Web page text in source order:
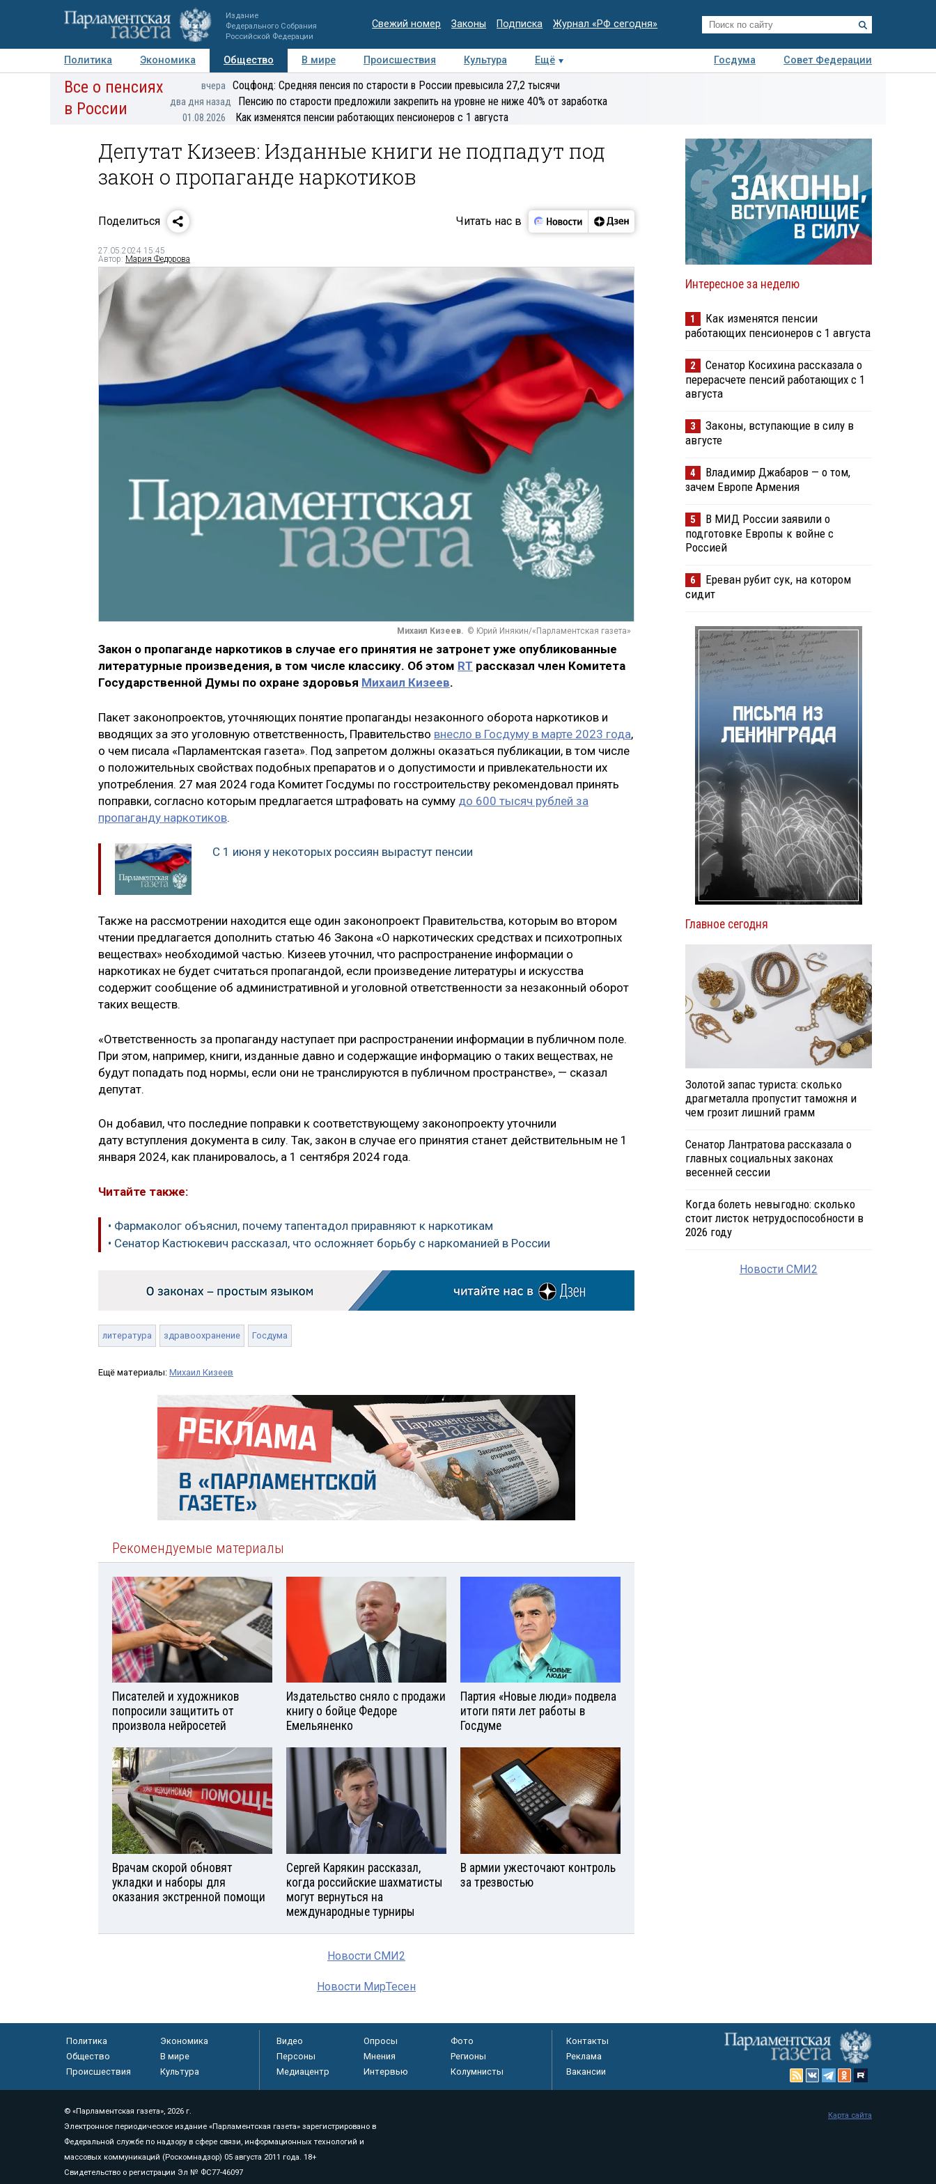
Издание
Федерального Собрания
Российской Федерации
Свежий номер Законы Подписка Журнал «РФ сегодня»
Политика Экономика Общество В мире Происшествия Культура Ещё Госдума
Совет Федерации
Авторы Персоны Мнения Регионы Медиацентр Интервью Колумнисты
экспертиза
Все о пенсиях
в России
вчера Соцфонд: Средняя пенсия по старости в России превысила 27,2 тысячи
два дня назад Пенсию по старости предложили закрепить на уровне не ниже 40% от заработка
01.08.2026 Как изменятся пенсии работающих пенсионеров с 1 августа
Депутат Кизеев: Изданные книги не подпадут под
закон о пропаганде наркотиков
Поделиться Читать нас в
27.05.2024 15:45
Автор: Мария Федорова
Михаил Кизеев. © Юрий Инякин/«Парламентская газета»
Закон о пропаганде наркотиков в случае его принятия не затронет уже опубликованные
литературные произведения, в том числе классику. Об этом RT рассказал член Комитета
Государственной Думы по охране здоровья Михаил Кизеев.
Пакет законопроектов, уточняющих понятие пропаганды незаконного оборота наркотиков и
вводящих за это уголовную ответственность, Правительство внесло в Госдуму в марте 2023 года,
о чем писала «Парламентская газета». Под запретом должны оказаться публикации, в том числе
о положительных свойствах подобных препаратов и о допустимости и привлекательности их
употребления. 27 мая 2024 года Комитет Госдумы по госстроительству рекомендовал принять
поправки, согласно которым предлагается штрафовать на сумму до 600 тысяч рублей за
пропаганду наркотиков.
С 1 июня у некоторых россиян вырастут пенсии
Также на рассмотрении находится еще один законопроект Правительства, которым во втором
чтении предлагается дополнить статью 46 Закона «О наркотических средствах и психотропных
веществах» необходимой частью. Кизеев уточнил, что распространение информации о
наркотиках не будет считаться пропагандой, если произведение литературы и искусства
содержит сообщение об административной и уголовной ответственности за незаконный оборот
таких веществ.
«Ответственность за пропаганду наступает при распространении информации в публичном поле.
При этом, например, книги, изданные давно и содержащие информацию о таких веществах, не
будут попадать под нормы, если они не транслируются в публичном пространстве», — сказал
депутат.
Он добавил, что последние поправки к соответствующему законопроекту уточнили
дату вступления документа в силу. Так, закон в случае его принятия станет действительным не 1
января 2024, как планировалось, а 1 сентября 2024 года.
Читайте также:
• Фармаколог объяснил, почему тапентадол приравняют к наркотикам
• Сенатор Кастюкевич рассказал, что осложняет борьбу с наркоманией в России
литература здравоохранение Госдума
Ещё материалы: Михаил Кизеев
Рекомендуемые материалы
Писателей и художников
попросили защитить от
произвола нейросетей
Издательство сняло с продажи
книгу о бойце Федоре
Емельяненко
Партия «Новые люди» подвела
итоги пяти лет работы в
Госдуме
Врачам скорой обновят
укладки и наборы для
оказания экстренной помощи
Сергей Карякин рассказал,
когда российские шахматисты
могут вернуться на
международные турниры
В армии ужесточают контроль
за трезвостью
Новости СМИ2
Новости МирТесен
Интересное за неделю
1
Как изменятся пенсии
работающих пенсионеров с 1 августа
2
Сенатор Косихина рассказала о
перерасчете пенсий работающих с 1
августа
3
Законы, вступающие в силу в
августе
4
Владимир Джабаров — о том,
зачем Европе Армения
5
В МИД России заявили о
подготовке Европы к войне с
Россией
6
Ереван рубит сук, на котором
сидит
Главное сегодня
Золотой запас туриста: сколько
драгметалла пропустит таможня и
чем грозит лишний грамм
Сенатор Лантратова рассказала о
главных социальных законах
весенней сессии
Когда болеть невыгодно: сколько
стоит листок нетрудоспособности в
2026 году
Новости СМИ2
Политика
Экономика
Общество
В мире
Происшествия
Культура
Видео Опросы
Фото
Персоны
Мнения
Регионы
Медиацентр
Интервью Колумнисты
Контакты
Реклама
Вакансии
© «Парламентская газета», 2026 г.
Электронное периодическое издание «Парламентская газета» зарегистрировано в
Федеральной службе по надзору в сфере связи, информационных технологий и
массовых коммуникаций (Роскомнадзор) 05 августа 2011 года. 18+
Свидетельство о регистрации Эл № ФС77-46097
Карта сайта